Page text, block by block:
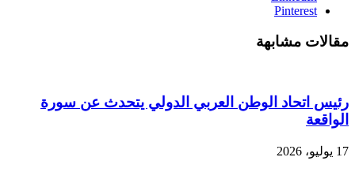
Pinterest
مقالات مشابهة
رئيس اتحاد الوطن العربي الدولي يتحدث عن سورة
الواقعة
17 يوليو، 2026